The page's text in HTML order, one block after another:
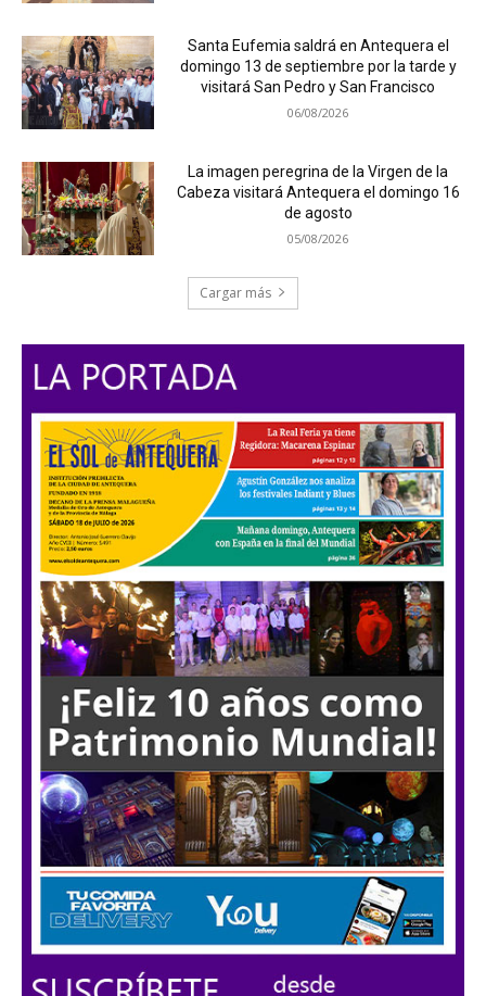
Santa Eufemia saldrá en Antequera el
domingo 13 de septiembre por la tarde y
visitará San Pedro y San Francisco
06/08/2026
La imagen peregrina de la Virgen de la
Cabeza visitará Antequera el domingo 16
de agosto
05/08/2026
Cargar más